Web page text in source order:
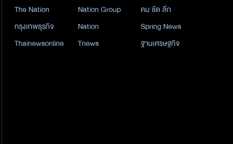
The Nation Nation Group
คม ชัด ลึก
กรุงเทพธุรกิจ
Nation
Spring News
Thainewsonline
Tnews ฐานเศรษฐกิจ